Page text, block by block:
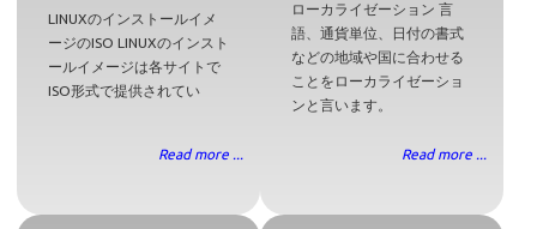
LINUXのインストールイメ
ージのISO LINUXのインスト
ールイメージは各サイトで
ISO形式で提供されてい
Read more ...
ローカライゼーション 言
語、通貨単位、日付の書式
などの地域や国に合わせる
ことをローカライゼーショ
ンと言います。
Read more ...